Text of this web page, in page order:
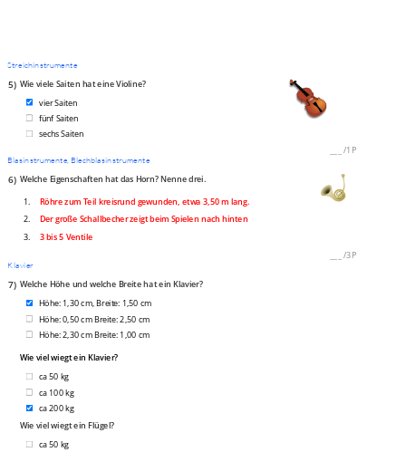
Streichinstrumente
5) Wie viele Saiten hat eine Violine?
vier Saiten
fünf Saiten
sechs Saiten
/1P
Blasinstrumente, Blechblasinstrumente
6) Welche Eigenschaften hat das Horn? Nenne drei.
1.
Röhre zum Teil kreisrund gewunden, etwa 3,50 m lang.
2.
Der große Schallbecher zeigt beim Spielen nach hinten
3. 3 bis 5 Ventile
/3P
Klavier
7) Welche Höhe und welche Breite hat ein Klavier?
Höhe: 1,30 cm, Breite: 1,50 cm
Höhe: 0,50 cm Breite: 2,50 cm
Höhe: 2,30 cm Breite: 1,00 cm
Wie viel wiegt ein Klavier?
ca 50 kg
ca 100 kg
ca 200 kg
Wie viel wiegt ein Flügel?
ca 50 kg